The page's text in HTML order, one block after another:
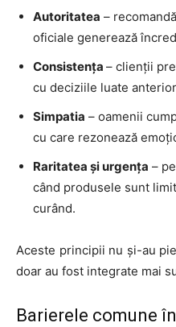
Autoritatea –
oficiale generează
Consistența – clienții
cu deciziile luate
Simpatia – oamenii
cu care rezonează
Raritatea și urgența –
când produsele sunt
curând.
Aceste principii nu și-au
doar au fost integrate mai
Barierele comune